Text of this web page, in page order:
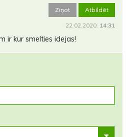
Ziņot Atbildēt
22.02.2020. 14:31
ir kur smelties idejas!